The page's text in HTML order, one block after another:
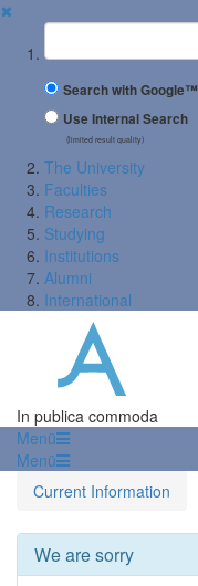
✖
Suchbegriff
Search with Google™
Use Internal Search
(limited result quality)
The University
Faculties
Research
Studying
Institutions
Alumni
International
In publica commoda
Menü
Menü
Current Information
We are sorry